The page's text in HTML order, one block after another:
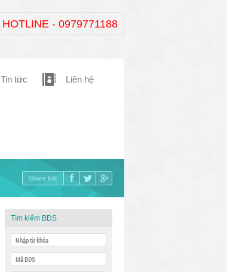
HOTLINE - 0979771188
Tin tức Liên hệ
Share link
Tìm kiếm BĐS